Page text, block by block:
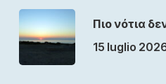
Πιο νότια
15 luglio